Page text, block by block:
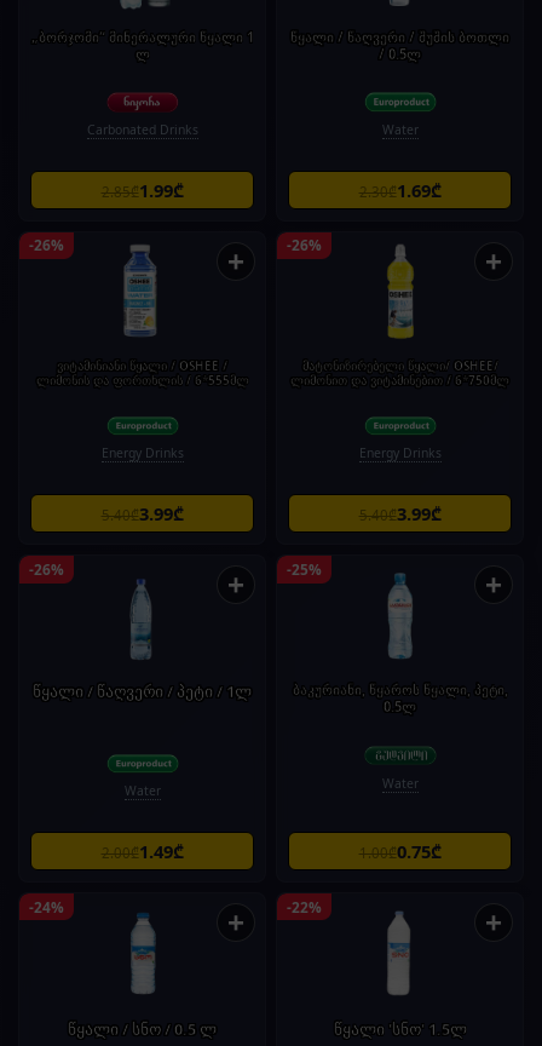
„ბორჯომი“ მინერალური წყალი 1
ლ
Carbonated Drinks
2.85₾1.99₾
წყალი / წაღვერი / შუშის ბოთლი
/ 0.5ლ
Water
2.30₾1.69₾
-26% +
ვიტამინიანი წყალი / OSHEE /
ლიმონის და ფორთხლის / 6*555მლ
Energy Drinks
5.40₾3.99₾
-26% +
მატონიზირებელი წყალი/ OSHEE/
ლიმონით და ვიტამინებით / 6*750მლ
Energy Drinks
5.40₾3.99₾
-26% +
წყალი / წაღვერი / პეტი / 1ლ
Water
2.00₾1.49₾
-25% +
ბაკურიანი, წყაროს წყალი, პეტი,
0.5ლ
Water
1.00₾0.75₾
-24% +
წყალი / სნო / 0.5 ლ
-22% +
წყალი 'სნო' 1.5ლ